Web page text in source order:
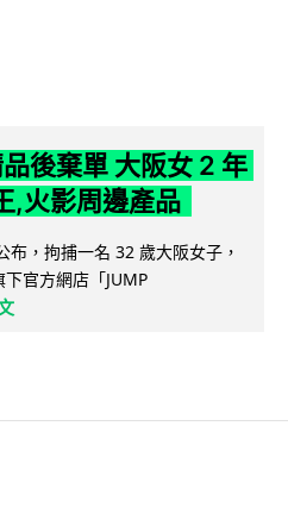
後棄單 大阪女 2 年
,火影周邊產品
布，拘捕一名 32 歲大阪女子，
官方網店「JUMP